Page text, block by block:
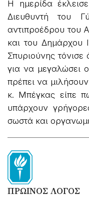
Η ημερίδα
Διευθυντή του
αντιπροέδρου του
και του
Σπυριούνης τόνισε
για να μεγαλώσει
πρέπει να
κ. Μπέγκας είπε
υπάρχουν
σωστά και
ΠΡΩΙΝΟΣ ΛΟΓΟΣ